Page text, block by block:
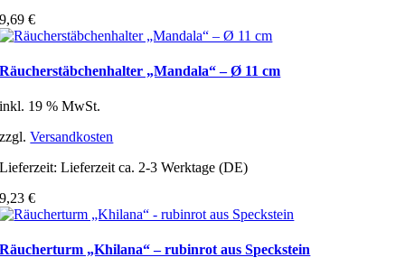
9,69€
Räucherstäbchenhalter „Mandala“ – Ø 11 cm
inkl. 19 % MwSt.
zzgl.Versandkosten
Lieferzeit:Lieferzeit ca. 2-3 Werktage (DE)
9,23€
Räucherturm „Khilana“ – rubinrot aus Speckstein